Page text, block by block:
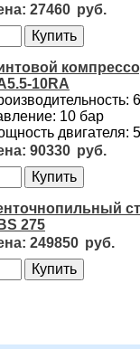
27460
10RA
10 бар
двигателя:
90330
275
249850